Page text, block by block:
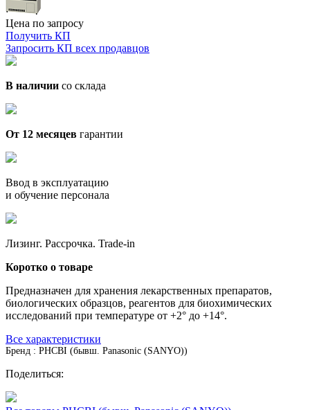
Цена по запросу
Получить КП
Запросить КП всех продавцов
В наличии со склада
От 12 месяцев гарантии
Ввод в эксплуатацию
и обучение персонала
Лизинг. Рассрочка. Trade-in
Коротко о товаре
Предназначен для хранения лекарственных препаратов,
биологических образцов, реагентов для биохимических
исследований при температуре от +2° до +14°.
Все характеристики
Бренд : PHCBI (бывш. Panasonic (SANYO))
Поделиться: